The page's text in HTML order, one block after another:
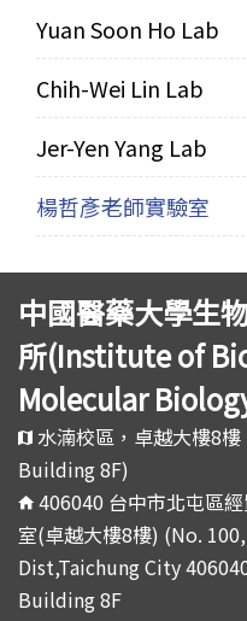
Yuan Soon Ho Lab
Chih-Wei Lin Lab
Jer-Yen Yang Lab
楊哲彥老師實驗室
中國醫藥大學生
所(Institute of
Molecular
水湳校區，卓越大樓8
Building 8F)
406040 台中市北屯區
室(卓越大樓8樓) (No.
Dist,Taichung City
Building 8F